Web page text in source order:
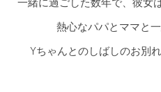
一緒に過ごした数年で、彼女
熱心なパパとママと
Yちゃんとのしばしのお別